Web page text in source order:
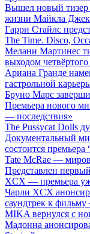
Вышел новый тизер
жизни Майкла
Гарри Стайлс
The Time. Disco,
Мелани Мартинес
выходом четвёртого
Ариана Гранде
гастрольной
Бруно Марс
Премьера нового
— последствия»
The Pussycat Dolls
Документальный
состоится премьера
Tate McRae —
Представлен
XCX — премьера
Чарли XCX
саундтрек к фильму
MIKA вернулся с
Мадонна